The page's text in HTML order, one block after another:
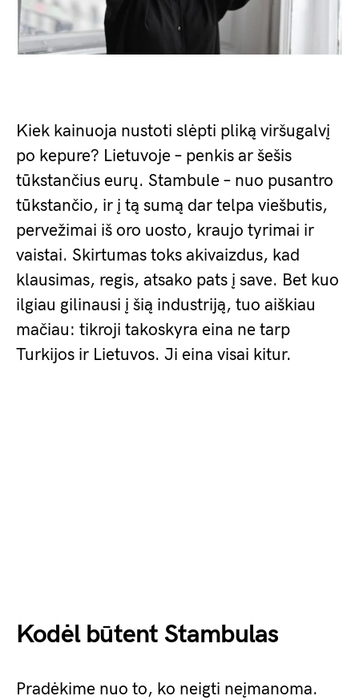
Kiek kainuoja nustoti slėpti pliką viršugalvį
po kepure? Lietuvoje – penkis ar šešis
tūkstančius eurų. Stambule – nuo pusantro
tūkstančio, ir į tą sumą dar telpa viešbutis,
pervežimai iš oro uosto, kraujo tyrimai ir
vaistai. Skirtumas toks akivaizdus, kad
klausimas, regis, atsako pats į save. Bet kuo
ilgiau gilinausi į šią industriją, tuo aiškiau
mačiau: tikroji takoskyra eina ne tarp
Turkijos ir Lietuvos. Ji eina visai kitur.
Kodėl būtent Stambulas
Pradėkime nuo to, ko neigti neįmanoma.